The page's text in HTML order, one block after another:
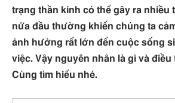
trạng thần kinh có thể gây ra nhiều
nửa đầu thường khiến chúng ta
ảnh hưởng rất lớn đến cuộc sống
việc. Vậy nguyên nhân là gì và
Cùng tìm hiểu nhé.